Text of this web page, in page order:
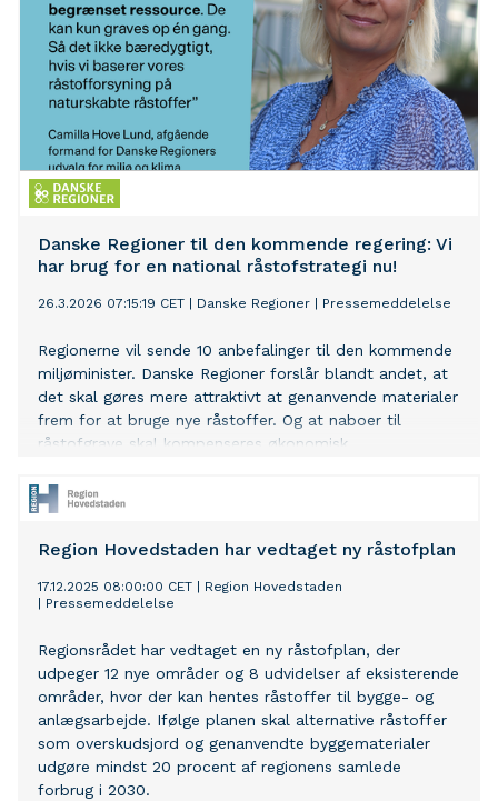
Danske Regioner til den kommende regering: Vi
har brug for en national råstofstrategi nu!
26.3.2026 07:15:19 CET Danske Regioner Pressemeddelelse
Regionerne vil sende 10 anbefalinger til den kommende
miljøminister. Danske Regioner forslår blandt andet, at
det skal gøres mere attraktivt at genanvende materialer
frem for at bruge nye råstoffer. Og at naboer til
råstofgrave skal kompenseres økonomisk.
Region Hovedstaden har vedtaget ny råstofplan
17.12.2025 08:00:00 CET
Region Hovedstaden
Pressemeddelelse
Regionsrådet har vedtaget en ny råstofplan, der
udpeger 12 nye områder og 8 udvidelser af eksisterende
områder, hvor der kan hentes råstoffer til bygge- og
anlægsarbejde. Ifølge planen skal alternative råstoffer
som overskudsjord og genanvendte byggematerialer
udgøre mindst 20 procent af regionens samlede
forbrug i 2030.